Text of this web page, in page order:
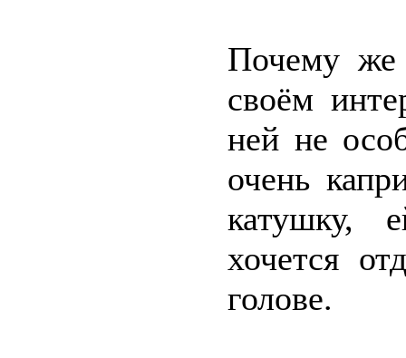
Почему же
своём
ней не
очень
катушку,
хочется
голове.